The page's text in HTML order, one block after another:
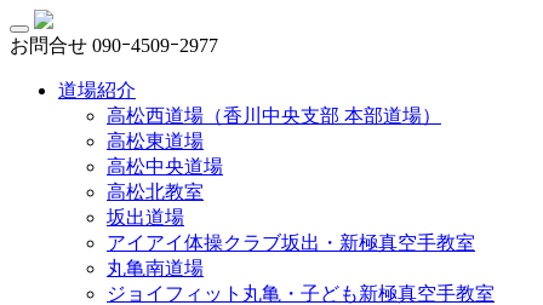
お問合せ 090ｰ4509ｰ2977
道場紹介
高松西道場（香川中央支部 本部道場）
高松東道場
高松中央道場
高松北教室
坂出道場
アイアイ体操クラブ坂出・新極真空手教室
丸亀南道場
ジョイフィット丸亀・子ども新極真空手教室